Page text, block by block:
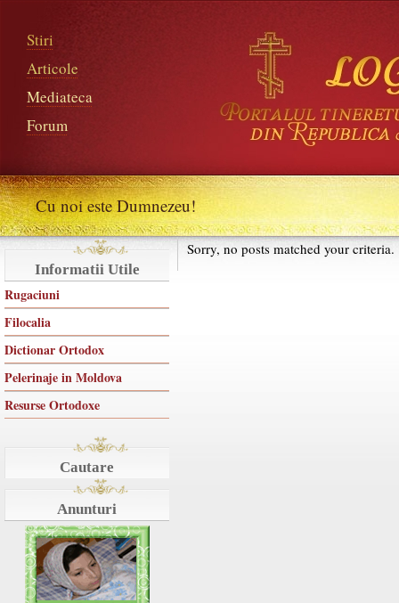
Stiri
Articole
Mediateca
Forum
Cu noi este Dumnezeu!
Informatii Utile
Rugaciuni
Filocalia
Dictionar Ortodox
Pelerinaje in Moldova
Resurse Ortodoxe
Cautare
Anunturi
Sorry, no posts matched your criteria.